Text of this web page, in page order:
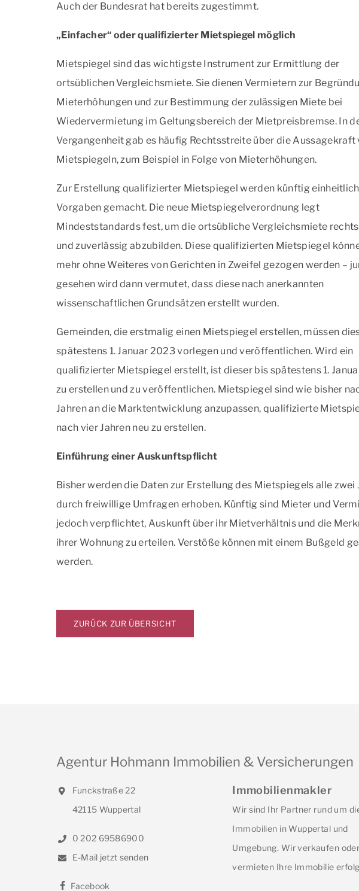
Auch der Bundesrat hat bereits zugestimmt.
„Einfacher“ oder qualifizierter Mietspiegel möglich
Mietspiegel sind das wichtigste Instrument zur Ermittlung der
ortsüblichen Vergleichsmiete. Sie dienen Vermietern zur
Mieterhöhungen und zur Bestimmung der zulässigen Miete bei
Wiedervermietung im Geltungsbereich der Mietpreisbremse. In
Vergangenheit gab es häufig Rechtsstreite über die Aussagekraft
Mietspiegeln, zum Beispiel in Folge von Mieterhöhungen.
Zur Erstellung qualifizierter Mietspiegel werden künftig
Vorgaben gemacht. Die neue Mietspiegelverordnung legt
Mindeststandards fest, um die ortsübliche Vergleichsmiete
und zuverlässig abzubilden. Diese qualifizierten Mietspiegel
mehr ohne Weiteres von Gerichten in Zweifel gezogen werden –
gesehen wird dann vermutet, dass diese nach anerkannten
wissenschaftlichen Grundsätzen erstellt wurden.
Gemeinden, die erstmalig einen Mietspiegel erstellen, müssen
spätestens 1. Januar 2023 vorlegen und veröffentlichen. Wird ein
qualifizierter Mietspiegel erstellt, ist dieser bis spätestens 1.
zu erstellen und zu veröffentlichen. Mietspiegel sind wie bisher
Jahren an die Marktentwicklung anzupassen, qualifizierte
nach vier Jahren neu zu erstellen.
Einführung einer Auskunftspflicht
Bisher werden die Daten zur Erstellung des Mietspiegels alle zwei
durch freiwillige Umfragen erhoben. Künftig sind Mieter und
jedoch verpflichtet, Auskunft über ihr Mietverhältnis und die
ihrer Wohnung zu erteilen. Verstöße können mit einem Bußgeld
werden.
ZURÜCK ZUR ÜBERSICHT
Agentur Hohmann Immobilien & Versicherungen
Funckstraße 22
42115 Wuppertal
0 202 69586900
E-Mail jetzt senden
Facebook
Immobilienmakler
Wir sind Ihr Partner rund um
Immobilien in Wuppertal und
Umgebung. Wir verkaufen oder
vermieten Ihre Immobilie